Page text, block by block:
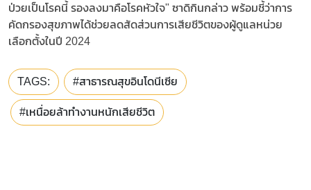
ป่วยเป็นโรคนี้ รองลงมาคือโรคหัวใจ" ซาดิกินกล่าว พร้อมชี้ว่าการ
คัดกรองสุขภาพได้ช่วยลดสัดส่วนการเสียชีวิตของผู้ดูแลหน่วย
เลือกตั้งในปี 2024
TAGS: #สาธารณสุขอินโดนีเซีย
#เหนื่อยล้าทำงานหนักเสียชีวิต